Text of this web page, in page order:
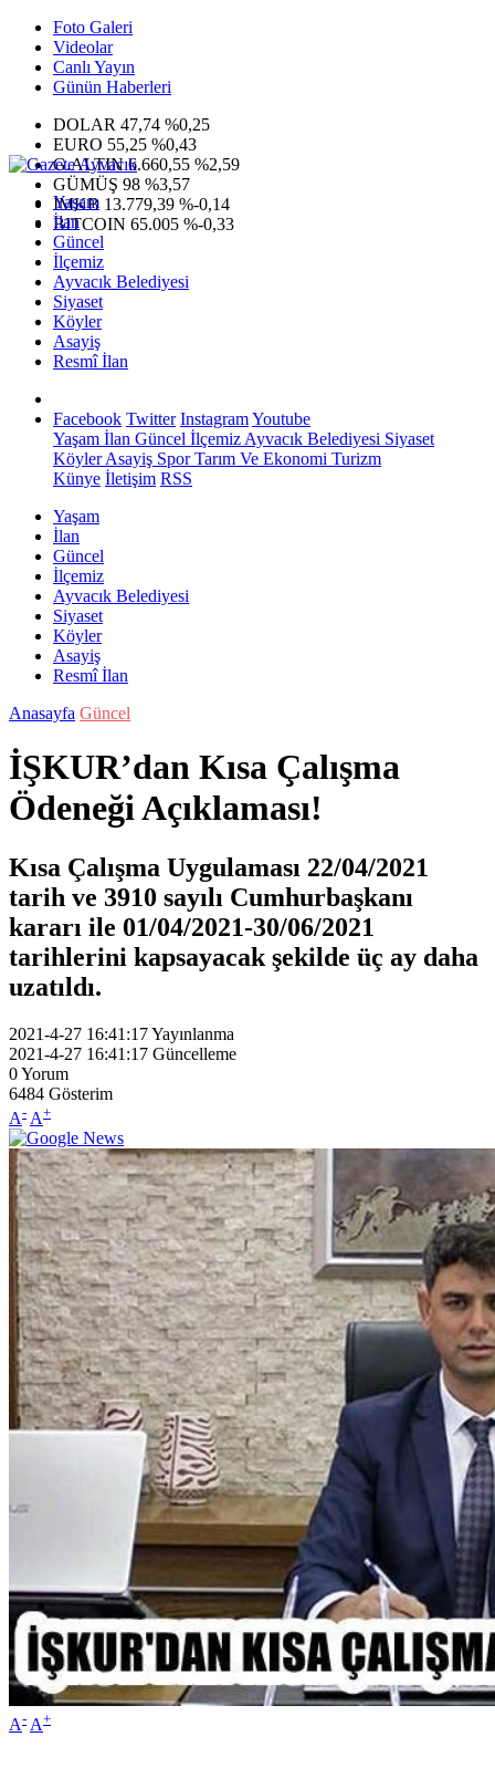
Foto Galeri
Videolar
Canlı Yayın
Günün Haberleri
DOLAR 47,74 %0,25
EURO 55,25 %0,43
G.ALTIN6.660,55 %2,59
GÜMÜŞ 98 %3,57
IMKB 13.779,39 %-0,14
BITCOIN 65.005 %-0,33
Yaşam
İlan
Güncel
İlçemiz
Ayvacık Belediyesi
Siyaset
Köyler
Asayiş
Resmî İlan
Facebook Twitter InstagramYoutube
Yaşam İlan Güncel İlçemiz Ayvacık Belediyesi Siyaset
KöylerAsayiş SporTarım Ve Ekonomi Turizm
Künye İletişim RSS
Yaşam
İlan
Güncel
İlçemiz
Ayvacık Belediyesi
Siyaset
Köyler
Asayiş
Resmî İlan
Anasayfa Güncel
İŞKUR’dan Kısa Çalışma
Ödeneği Açıklaması!
Kısa Çalışma Uygulaması 22/04/2021
tarih ve 3910 sayılı Cumhurbaşkanı
kararı ile 01/04/2021-30/06/2021
tarihlerini kapsayacak şekilde üç ay daha
uzatıldı.
2021-4-27 16:41:17Yayınlanma
2021-4-27 16:41:17 Güncelleme
0Yorum
6484 Gösterim
A- A+
A- A+